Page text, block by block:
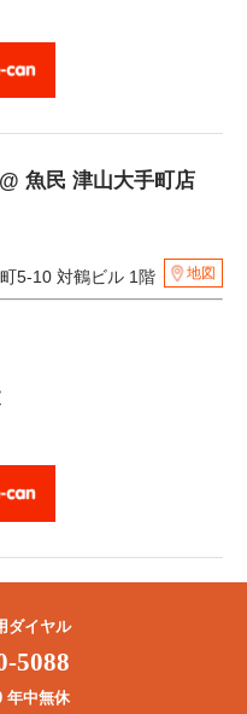
魚民 津山大手町店
5-10 対鶴ビル 1階
地図
ダイヤル
5088
年中無休